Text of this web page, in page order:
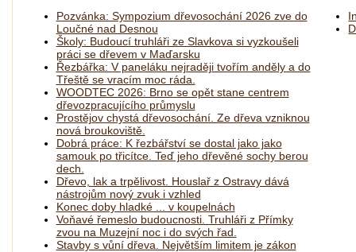
Pozvánka: Sympozium dřevosochání 2026 zve do
Loučné nad Desnou
Školy: Budoucí truhláři ze Slavkova si vyzkoušeli
práci se dřevem v Maďarsku
Řezbářka: V paneláku nejraději tvořím anděly a do
Třeště se vracím moc ráda.
WOODTEC 2026: Brno se opět stane centrem
dřevozpracujícího průmyslu
Prostějov chystá dřevosochání. Ze dřeva vzniknou
nová broukoviště.
Dobrá práce: K řezbářství se dostal jako jako
samouk po třicítce. Teď jeho dřevěné sochy berou
dech.
Dřevo, lak a trpělivost. Houslař z Ostravy dává
nástrojům nový zvuk i vzhled
Konec doby hladké ... v koupelnách
Voňavé řemeslo budoucnosti. Truhláři z Přímky
zvou na Muzejní noc i do svých řad.
Stavby s vůní dřeva. Největším limitem je zákon